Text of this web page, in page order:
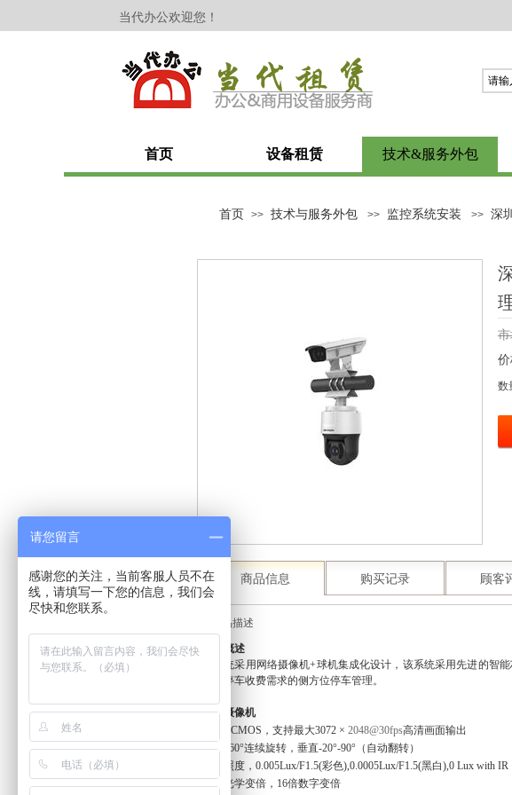
首页 设备租赁 技术&服务外包
首页 >> 技术与服务外包 >> 监控系统安装 >> 深
价
数
商品信息 购买记录 顾客
商品描述
系统概述
该系统采用网络摄像机+球机集成化设计，该系统采用先进的
他有停车收费需求的侧方位停车管理。
球型摄像机
1/1.8" CMOS，支持最大3072 × 2048@30fps高清画面输出
水平360°连续旋转，垂直-20°-90°（自动翻转）
超低照度，0.005Lux/F1.5(彩色),0.0005Lux/F1.5(黑白),0 Lux with IR
37倍光学变倍，16倍数字变倍
​​​​​​当代办公欢迎您！
请您留言
感谢您的关注，当前客服人员不在
线，请填写一下您的信息，我们会
尽快和您联系。